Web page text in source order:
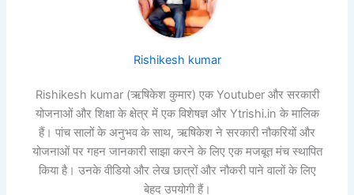
Rishikesh kumar
Rishikesh kumar (ऋषिकेश कुमार) एक Youtuber और सरकारी
योजनाओं और शिक्षा के क्षेत्र में एक विशेषज्ञ और Ytrishi.in के मालिक
हैं। पांच सालों के अनुभव के साथ, ऋषिकेश ने सरकारी नौकरियों और
योजनाओं पर गहन जानकारी साझा करने के लिए एक मजबूत मंच स्थापित
किया है। उनके वीडियो और लेख छात्रों और नौकरी पाने वालों के लिए
बेहद उपयोगी हैं।